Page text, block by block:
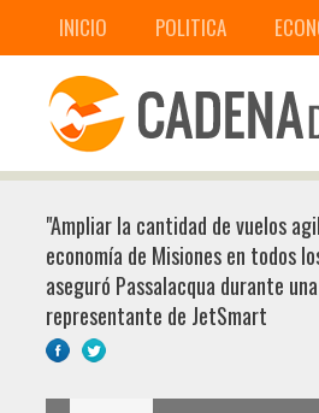
INICIO POLITICA
"Ampliar la cantidad de vuelos
economía de Misiones en todos
aseguró Passalacqua durante
representante de JetSmart